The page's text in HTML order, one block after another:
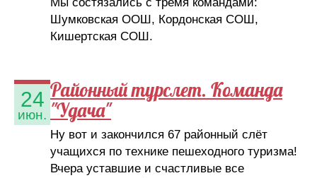
Мы состязались с тремя командами:
Шумковская ООШ, Кордонская СОШ,
Кишертская СОШ.
24
июн.
Районный турслет. Команда
"Удача"
Ну вот и закончился 67 районный слёт
учащихся по технике пешеходного туризма!
Вчера уставшие и счастливые все